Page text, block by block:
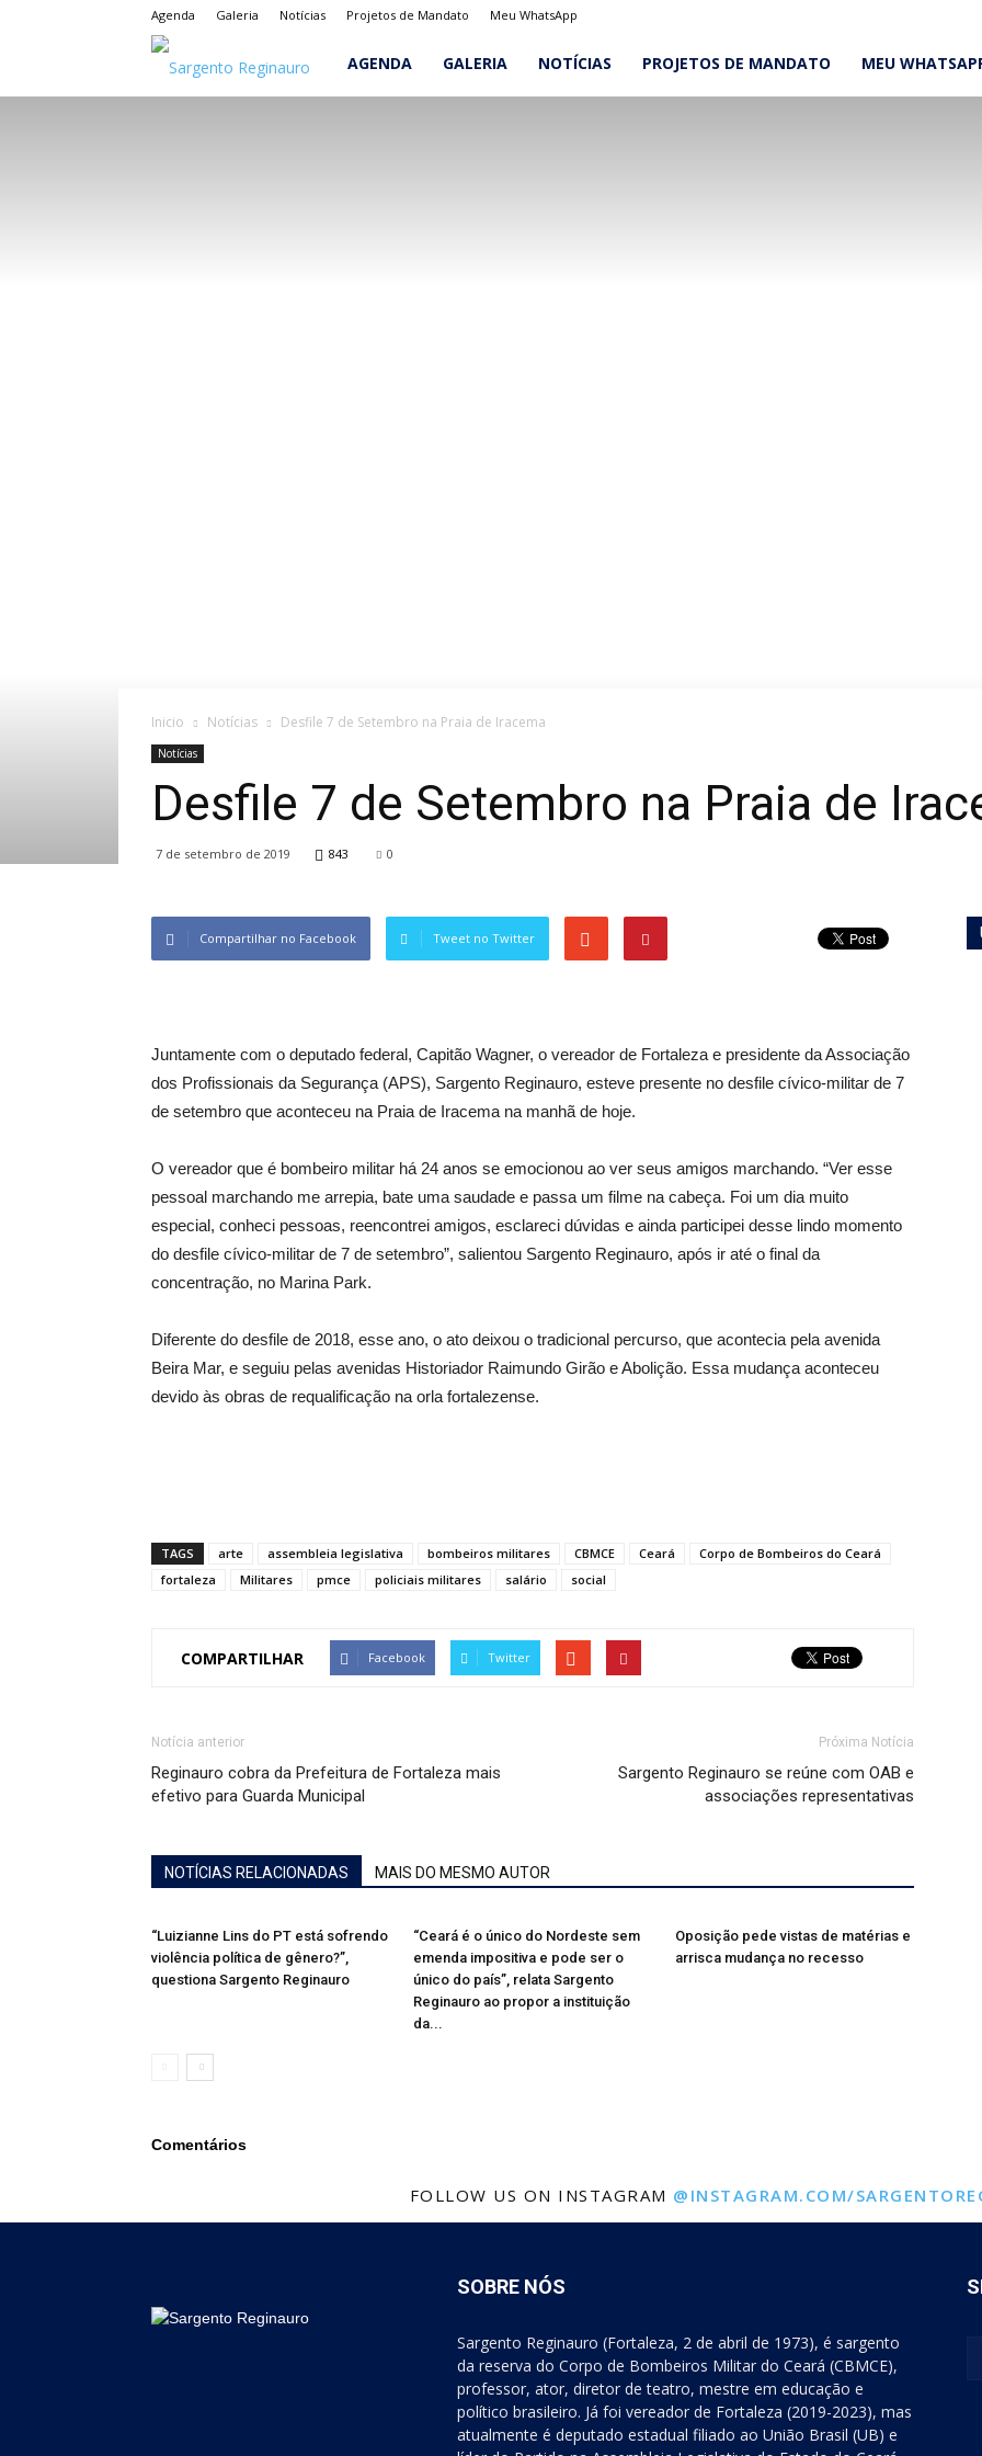
Agenda Galeria Notícias Projetos de Mandato Meu WhatsApp
Sargento
AGENDA GALERIA NOTÍCIAS PROJETOS DE MANDATO MEU
Inicio Notícias Desfile 7 de Setembro na Praia de Iracema
Notícias
Desfile 7 de Setembro na Praia de
7 de setembro de 2019 843 0
Compartilhar no Facebook Tweet no Twitter
Juntamente com o deputado federal, Capitão Wagner, o vereador de Fortaleza e presidente da Associação
dos Profissionais da Segurança (APS), Sargento Reginauro, esteve presente no desfile cívico-militar de 7
de setembro que aconteceu na Praia de Iracema na manhã de hoje.
O vereador que é bombeiro militar há 24 anos se emocionou ao ver seus amigos marchando. “Ver esse
pessoal marchando me arrepia, bate uma saudade e passa um filme na cabeça. Foi um dia muito
especial, conheci pessoas, reencontrei amigos, esclareci dúvidas e ainda participei desse lindo momento
do desfile cívico-militar de 7 de setembro”, salientou Sargento Reginauro, após ir até o final da
concentração, no Marina Park.
Diferente do desfile de 2018, esse ano, o ato deixou o tradicional percurso, que acontecia pela avenida
Beira Mar, e seguiu pelas avenidas Historiador Raimundo Girão e Abolição. Essa mudança aconteceu
devido às obras de requalificação na orla fortalezense.
TAGS arte assembleia legislativa bombeiros militares CBMCE Ceará
Corpo de Bombeiros do Ceará
fortaleza
Militares pmce policiais militares salário social
COMPARTILHAR Facebook Twitter
Notícia anterior
Reginauro cobra da Prefeitura de Fortaleza mais
efetivo para Guarda Municipal
Próxima Notícia
Sargento Reginauro se reúne com OAB e
associações representativas
NOTÍCIAS RELACIONADAS MAIS DO MESMO AUTOR
“Luizianne Lins do PT está sofrendo
violência política de gênero?”,
questiona Sargento Reginauro
“Ceará é o único do Nordeste sem
emenda impositiva e pode ser o
único do país”, relata Sargento
Reginauro ao propor a instituição
da...
Oposição pede vistas de matérias e
arrisca mudança no recesso
Comentários
FOLLOW US ON INSTAGRAM @INSTAGRAM.COM/
SOBRE NÓS
Sargento Reginauro (Fortaleza, 2 de abril de 1973), é sargento
da reserva do Corpo de Bombeiros Militar do Ceará (CBMCE),
professor, ator, diretor de teatro, mestre em educação e
político brasileiro. Já foi vereador de Fortaleza (2019-2023), mas
atualmente é deputado estadual filiado ao União Brasil (UB) e